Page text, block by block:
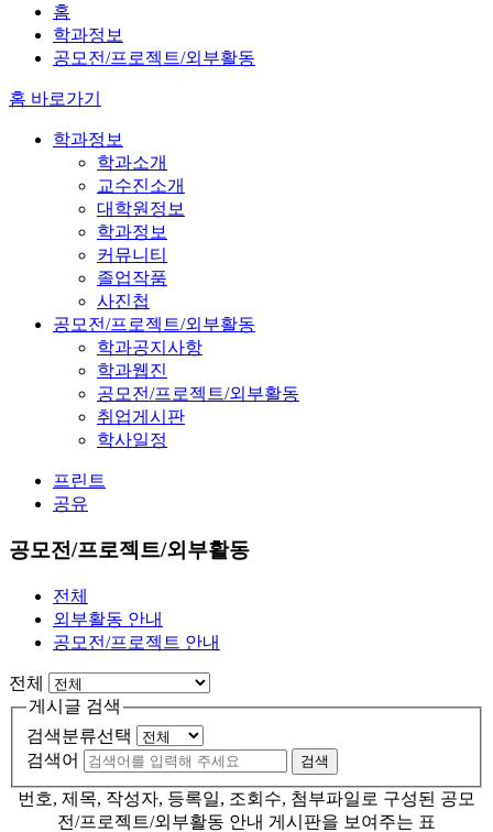
홈
학과정보
공모전/프로젝트/외부활동
홈 바로가기
학과정보
학과소개
교수진소개
대학원정보
학과정보
커뮤니티
졸업작품
사진첩
공모전/프로젝트/외부활동
학과공지사항
학과웹진
공모전/프로젝트/외부활동
취업게시판
학사일정
프린트
공유
공모전/프로젝트/외부활동
전체
외부활동 안내
공모전/프로젝트 안내
전체
게시글 검색
검색분류선택
검색어
검색
번호, 제목, 작성자, 등록일, 조회수, 첨부파일로 구성된 공모
전/프로젝트/외부활동 안내 게시판을 보여주는 표